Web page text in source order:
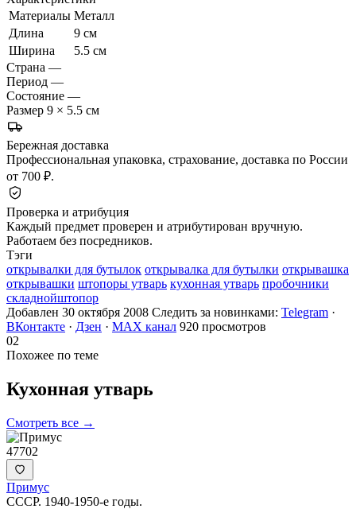
Материалы Металл
Длина
9 см
Ширина
5.5 см
Страна —
Период —
Состояние —
Размер 9 × 5.5 см
Бережная доставка
Профессиональная упаковка, страхование, доставка по России
от 700 ₽.
Проверка и атрибуция
Каждый предмет проверен и атрибутирован вручную.
Работаем без посредников.
Тэги
открывалки для бутылок открывалка для бутылки открывашка
открывашки штопоры утварь кухонная утварь пробочники
складнойштопор
Добавлен 30 октября 2008 Следить за новинками: Telegram ·
ВКонтакте · Дзен · MAX канал 920 просмотров
02
Похожее по теме
Кухонная утварь
Смотреть все →
47702
Примус
СССР. 1940-1950-е годы.